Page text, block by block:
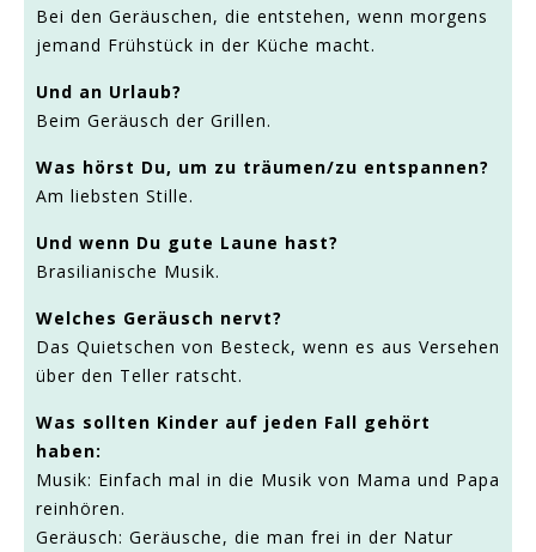
Bei den Geräuschen, die entstehen, wenn morgens
jemand Frühstück in der Küche macht.
Und an Urlaub?
Beim Geräusch der Grillen.
Was hörst Du, um zu träumen/zu entspannen?
Am liebsten Stille.
Und wenn Du gute Laune hast?
Brasilianische Musik.
Welches Geräusch nervt?
Das Quietschen von Besteck, wenn es aus Versehen
über den Teller ratscht.
Was sollten Kinder auf jeden Fall gehört
haben:
Musik: Einfach mal in die Musik von Mama und Papa
reinhören.
Geräusch: Geräusche, die man frei in der Natur